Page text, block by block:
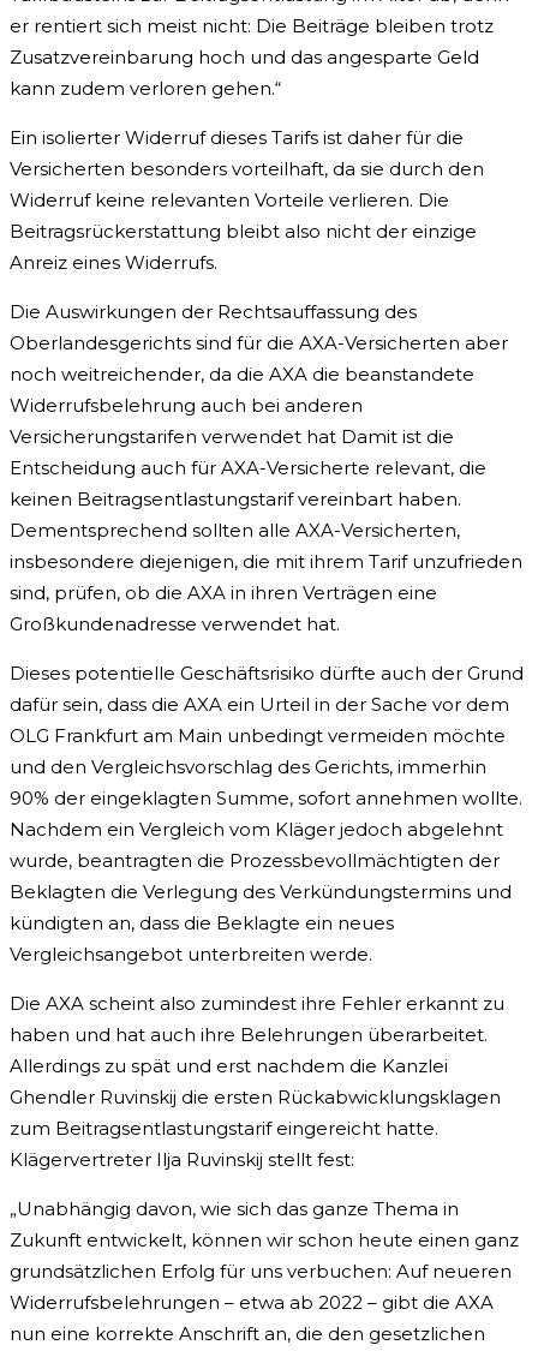
er rentiert sich meist nicht: Die Beiträge bleiben trotz
Zusatzvereinbarung hoch und das angesparte Geld
kann zudem verloren gehen.“
Ein isolierter Widerruf dieses Tarifs ist daher für die
Versicherten besonders vorteilhaft, da sie durch den
Widerruf keine relevanten Vorteile verlieren. Die
Beitragsrückerstattung bleibt also nicht der einzige
Anreiz eines Widerrufs.
Die Auswirkungen der Rechtsauffassung des
Oberlandesgerichts sind für die AXA-Versicherten aber
noch weitreichender, da die AXA die beanstandete
Widerrufsbelehrung auch bei anderen
Versicherungstarifen verwendet hat Damit ist die
Entscheidung auch für AXA-Versicherte relevant, die
keinen Beitragsentlastungstarif vereinbart haben.
Dementsprechend sollten alle AXA-Versicherten,
insbesondere diejenigen, die mit ihrem Tarif unzufrieden
sind, prüfen, ob die AXA in ihren Verträgen eine
Großkundenadresse verwendet hat.
Dieses potentielle Geschäftsrisiko dürfte auch der Grund
dafür sein, dass die AXA ein Urteil in der Sache vor dem
OLG Frankfurt am Main unbedingt vermeiden möchte
und den Vergleichsvorschlag des Gerichts, immerhin
90% der eingeklagten Summe, sofort annehmen wollte.
Nachdem ein Vergleich vom Kläger jedoch abgelehnt
wurde, beantragten die Prozessbevollmächtigten der
Beklagten die Verlegung des Verkündungstermins und
kündigten an, dass die Beklagte ein neues
Vergleichsangebot unterbreiten werde.
Die AXA scheint also zumindest ihre Fehler erkannt zu
haben und hat auch ihre Belehrungen überarbeitet.
Allerdings zu spät und erst nachdem die Kanzlei
Ghendler Ruvinskij die ersten Rückabwicklungsklagen
zum Beitragsentlastungstarif eingereicht hatte.
Klägervertreter Ilja Ruvinskij stellt fest:
„Unabhängig davon, wie sich das ganze Thema in
Zukunft entwickelt, können wir schon heute einen ganz
grundsätzlichen Erfolg für uns verbuchen: Auf neueren
Widerrufsbelehrungen – etwa ab 2022 – gibt die AXA
nun eine korrekte Anschrift an, die den gesetzlichen